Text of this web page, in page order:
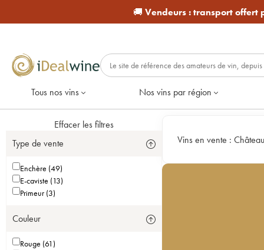
🚚 Vendeurs :transport offert
Tous nos vins Nos vins par région
Effacer les filtres
Type de vente
Enchère (49)
E-caviste (13)
Primeur (3)
Couleur
Rouge (61)
Vins en vente :